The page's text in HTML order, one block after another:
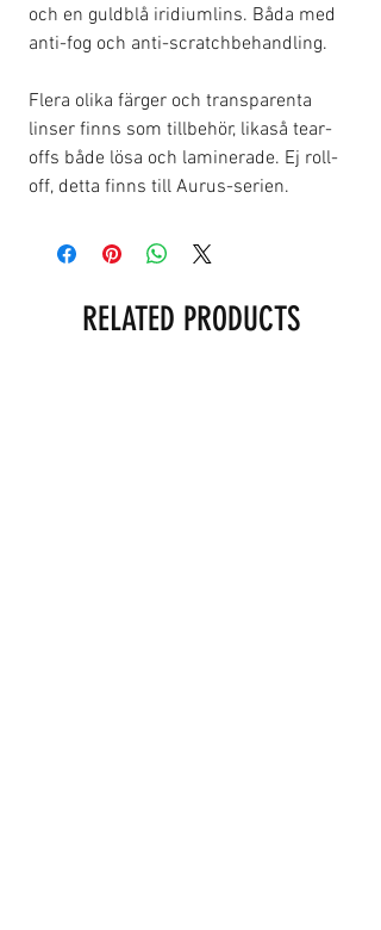
och en guldblå iridiumlins. Båda med
anti-fog och anti-scratchbehandling.
Flera olika färger och transparenta
linser finns som tillbehör, likaså tear-
offs både lösa och laminerade. Ej roll-
off, detta finns till Aurus-serien.
RELATED PRODUCTS